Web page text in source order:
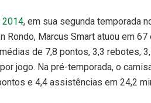
2014, em sua segunda temporada
Rondo, Marcus Smart atuou em
de 7,8 pontos, 3,3 rebotes,
jogo. Na pré-temporada, o
e 4,4 assistências em 24,2